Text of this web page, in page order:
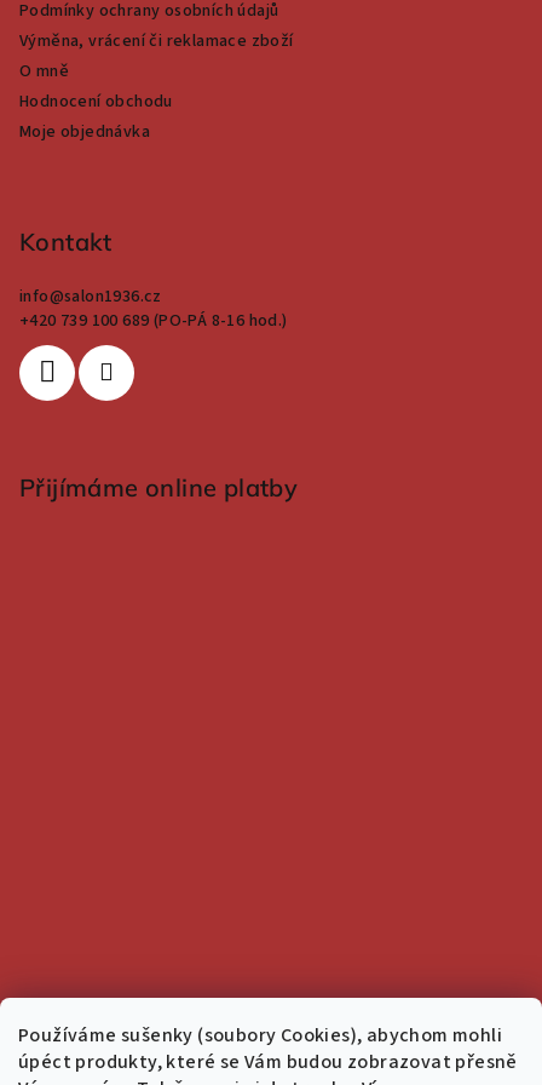
Používáme sušenky (soubory Cookies), abychom mohli
úpéct produkty, které se Vám budou zobrazovat přesně
Podmínky ochrany osobních údajů
Výměna, vrácení či reklamace zboží
O mně
Hodnocení obchodu
Moje objednávka
Kontakt
info@salon1936.cz
+420 739 100 689 (PO-PÁ 8-16 hod.)
Přijímáme online platby